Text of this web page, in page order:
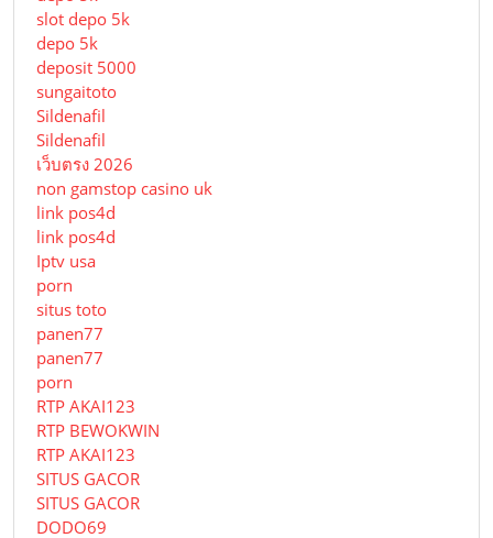
slot depo 5k
depo 5k
deposit 5000
sungaitoto
Sildenafil
Sildenafil
เว็บตรง 2026
non gamstop casino uk
link pos4d
link pos4d
Iptv usa
porn
situs toto
panen77
panen77
porn
RTP AKAI123
RTP BEWOKWIN
RTP AKAI123
SITUS GACOR
SITUS GACOR
DODO69